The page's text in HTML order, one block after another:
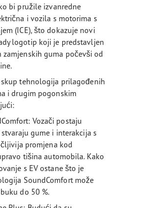
bi pružile izvanredne
i vozila s motorima s
(ICE), što dokazuje novi
logotip koji je predstavljen
guma počevši od
skup tehnologija prilagođenih
i drugim pogonskim
Vozači postaju
gume i interakcija s
promjena kod
tišina automobila. Kako
s EV ostane što je
SoundComfort može
do 50 %.